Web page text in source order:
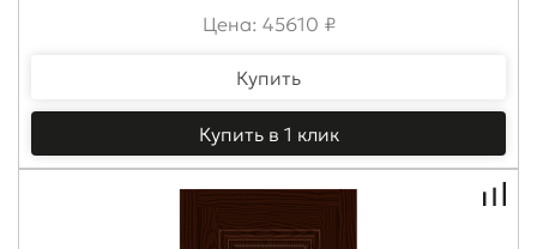
Цена: 45610 ₽
Купить
Купить в 1 клик